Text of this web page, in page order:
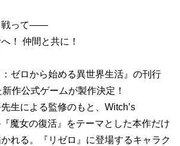
戦って――
！ 仲間と共に！
ゼロから始める異世界生活』の刊行
作公式ゲームが製作決定！
生による監修のもと、Witch’s
魔女の復活』をテーマとした本作だけ
れる。『リゼロ』に登場するキャラク